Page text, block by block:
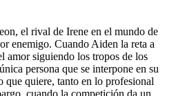
el rival de Irene en el mundo de
enemigo. Cuando Aiden la reta a
amor siguiendo los tropos de los
persona que se interpone en su
que quiere, tanto en lo profesional
cuando la competición da un